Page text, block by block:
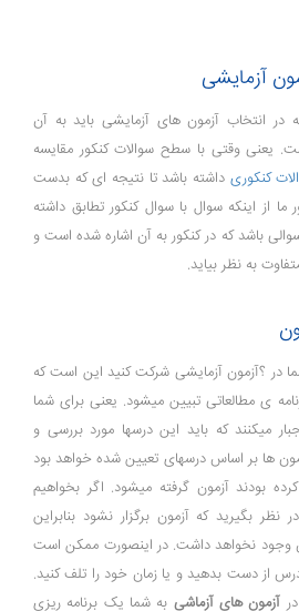
آزمایشی
در انتخاب آزمون های آزمایشی باید به آن
یعنی وقتی با سطح سوالات کنکور مقایسه
کنکوری داشته باشد تا نتیجه ای که بدست
از اینکه سوال با سوال کنکور تطابق داشته
باشد که در کنکور به آن اشاره شده است و
به نظر بیاید.
در ؟آزمون آزمایشی شرکت کنید این است که
ی مطالعاتی تبیین میشود. یعنی برای شما
میکنند که باید این درسها مورد بررسی و
ها بر اساس درسهای تعیین شده خواهد بود
بودند آزمون گرفته میشود. اگر بخواهیم
نظر بگیرید که آزمون برگزار نشود بنابراین
وجود نخواهد داشت. در اینصورت ممکن است
از دست بدهید و یا زمان خود را تلف کنید.
آزمون های آزماشی به شما یک برنامه ریزی